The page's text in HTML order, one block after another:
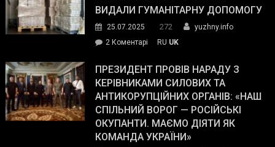
виборців
The
Street
Journal.
ВИДАЛИ ГУМАНІТАРНУ ДОПОМОГУ
25.07.2025 272
yuzhny.info
2 Коментарі
Південному
працівникам
ОПЗ
з
матеріального
резерву
RU UK
ПРЕЗИДЕНТ ПРОВІВ НАРАДУ З
КЕРІВНИКАМИ СИЛОВИХ ТА
АНТИКОРУПЦІЙНИХ ОРГАНІВ: «НАШ
СПІЛЬНИЙ ВОРОГ — РОСІЙСЬКІ
ОКУПАНТИ. МАЄМО ДІЯТИ ЯК
КОМАНДА УКРАЇНИ»